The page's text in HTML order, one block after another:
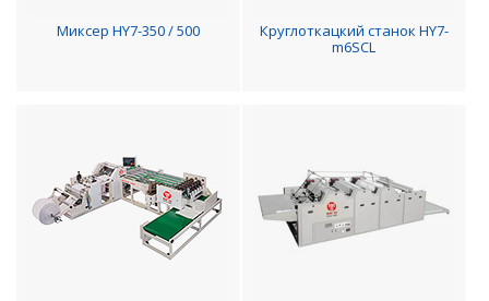
Миксер HY7-350 / 500
Круглоткацкий станок HY7-
m6SCL